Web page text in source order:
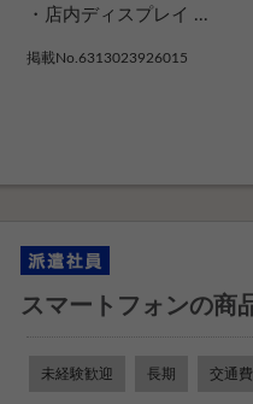
・店内ディスプレイ ...
掲載No.6313023926015
スマートフォンの商
未経験歓迎 長期 交通